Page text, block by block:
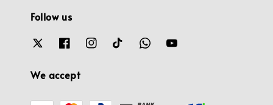
Follow us
We accept